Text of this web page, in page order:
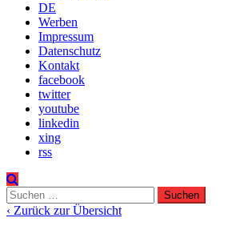
DE
Werben
Impressum
Datenschutz
Kontakt
facebook
twitter
youtube
linkedin
xing
rss
Suchen
nach:
‹ Zurück zur Übersicht